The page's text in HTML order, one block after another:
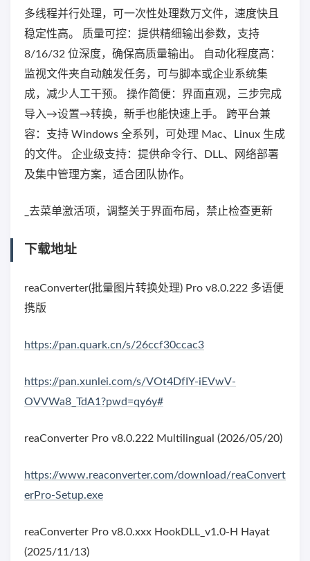
多线程并行处理，可一次性处理数万文件，速度快且
稳定性高。 质量可控：提供精细输出参数，支持
8/16/32 位深度，确保高质量输出。 自动化程度高：
监视文件夹自动触发任务，可与脚本或企业系统集
成，减少人工干预。 操作简便：界面直观，三步完成
导入→设置→转换，新手也能快速上手。 跨平台兼
容：支持 Windows 全系列，可处理 Mac、Linux 生成
的文件。 企业级支持：提供命令行、DLL、网络部署
及集中管理方案，适合团队协作。
_去菜单激活项，调整关于界面布局，禁止检查更新
下载地址
reaConverter(批量图片转换处理) Pro v8.0.222 多语便
携版
https://pan.quark.cn/s/26ccf30ccac3
https://pan.xunlei.com/s/VOt4DfIY-iEVwV-
OVVWa8_TdA1?pwd=qy6y#
reaConverter Pro v8.0.222 Multilingual (2026/05/20)
https://www.reaconverter.com/download/reaConvert
erPro-Setup.exe
reaConverter Pro v8.0.xxx HookDLL_v1.0-H Hayat
(2025/11/13)